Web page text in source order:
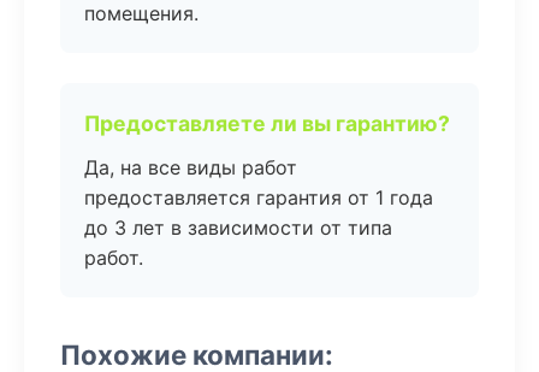
помещения.
Предоставляете ли вы гарантию?
Да, на все виды работ
предоставляется гарантия от 1 года
до 3 лет в зависимости от типа
работ.
Похожие компании: